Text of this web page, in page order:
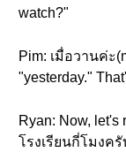
watch?"
Pim: เมื่อวานค่ะ
"yesterday."
Ryan: Now,
โรงเรียนกี่โมงครั